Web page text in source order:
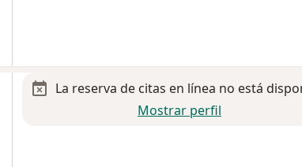
La reserva de citas en línea no está
Mostrar perfil